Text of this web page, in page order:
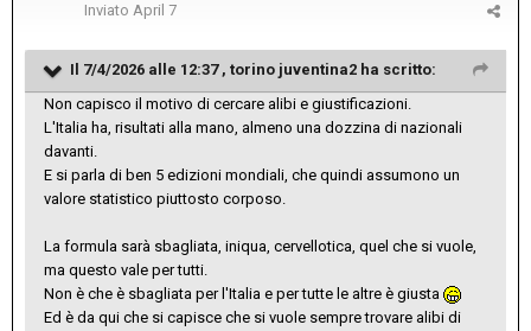
Inviato April 7
Il 7/4/2026 alle 12:37 , torino juventina2 ha scritto:
Non capisco il motivo di cercare alibi e giustificazioni.
L'Italia ha, risultati alla mano, almeno una dozzina di nazionali
davanti.
E si parla di ben 5 edizioni mondiali, che quindi assumono un
valore statistico piuttosto corposo.
La formula sarà sbagliata, iniqua, cervellotica, quel che si vuole,
ma questo vale per tutti.
Non è che è sbagliata per l'Italia e per tutte le altre è giusta
Ed è da qui che si capisce che si vuole sempre trovare alibi di